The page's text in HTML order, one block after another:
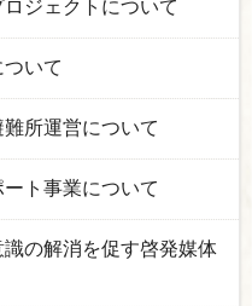
ジェクトについて
いて
所運営について
ト事業について
の解消を促す啓発媒体